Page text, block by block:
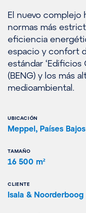
El nuevo complejo
normas más
eficiencia
espacio y confort
estándar ‘Edificios
(BENG) y los más
medioambiental.
UBICACIÓN
Meppel, Países Bajos
TAMAÑO
16 500 m²
CLIENTE
Isala & Noorderboog